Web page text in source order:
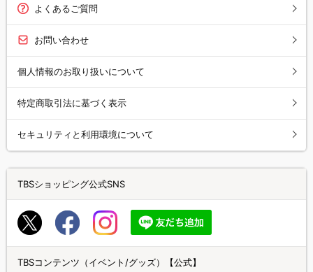
よくあるご質問
お問い合わせ
個人情報のお取り扱いについて
特定商取引法に基づく表示
セキュリティと利用環境について
TBSショッピング公式SNS
TBSコンテンツ（イベント/グッズ）【公式】